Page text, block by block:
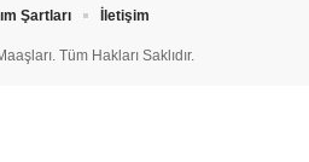
Tüm Hakları Saklıdır.
Şartları
İletişim